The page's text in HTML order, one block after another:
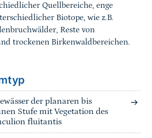
Quellbereiche, enge
Biotope, wie z.B.
Reste von
trockenen Birkenwaldbereichen.
der planaren bis
Stufe mit Vegetation des
fluitantis